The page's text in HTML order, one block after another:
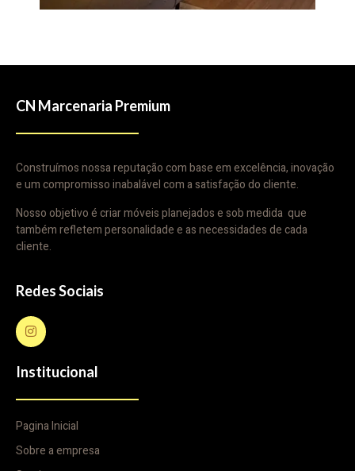
CN Marcenaria Premium
Construímos nossa reputação com base em excelência, inovação
e um compromisso inabalável com a satisfação do cliente.
Nosso objetivo é criar móveis planejados e sob medida que
também refletem personalidade e as necessidades de cada
cliente.
Redes Sociais
Institucional
Pagina Inicial
Sobre a empresa